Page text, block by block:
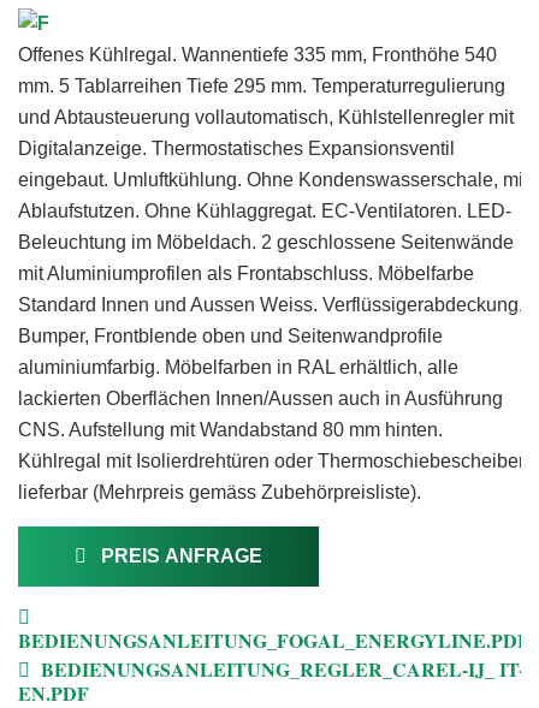
Offenes Kühlregal. Wannentiefe 335 mm, Fronthöhe 540
mm. 5 Tablarreihen Tiefe 295 mm. Temperaturregulierung
und Abtausteuerung vollautomatisch, Kühlstellenregler mit
Digitalanzeige. Thermostatisches Expansionsventil
eingebaut. Umluftkühlung. Ohne Kondenswasserschale, mit
Ablaufstutzen. Ohne Kühlaggregat. EC-Ventilatoren. LED-
Beleuchtung im Möbeldach. 2 geschlossene Seitenwände
mit Aluminiumprofilen als Frontabschluss. Möbelfarbe
Standard Innen und Aussen Weiss. Verflüssigerabdeckung,
Bumper, Frontblende oben und Seitenwandprofile
aluminiumfarbig. Möbelfarben in RAL erhältlich, alle
lackierten Oberflächen Innen/Aussen auch in Ausführung
CNS. Aufstellung mit Wandabstand 80 mm hinten.
Kühlregal mit Isolierdrehtüren oder Thermoschiebescheiben
lieferbar (Mehrpreis gemäss Zubehörpreisliste).
PREIS ANFRAGE
BEDIENUNGSANLEITUNG_FOGAL_ENERGYLINE.PDF
BEDIENUNGSANLEITUNG_REGLER_CAREL-IJ_ IT-
EN.PDF